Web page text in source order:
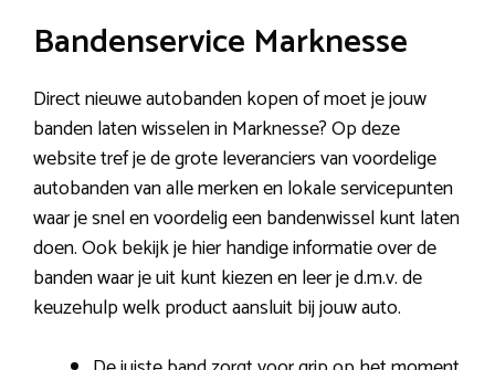
Bandenservice Marknesse
Direct nieuwe autobanden kopen of moet je jouw
banden laten wisselen in Marknesse? Op deze
website tref je de grote leveranciers van voordelige
autobanden van alle merken en lokale servicepunten
waar je snel en voordelig een bandenwissel kunt laten
doen. Ook bekijk je hier handige informatie over de
banden waar je uit kunt kiezen en leer je d.m.v. de
keuzehulp welk product aansluit bij jouw auto.